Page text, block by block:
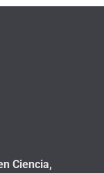
Ciencia,